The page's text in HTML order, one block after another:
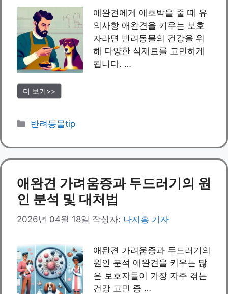
애완견에게 애호박을 줄 때 유
의사항 애완견을 키우는 보호
자라면 반려동물의 건강을 위
해 다양한 식재료를 고민하게
됩니다. …
더 보기>>
카
고
리
반려동물tip
애완견 가려움증과 두드러기의 원
인 분석 및 대처법
2026년 04월 18일 작성자: 나지홍 기자
애완견 가려움증과 두드러기의
원인 분석 애완견을 키우는 많
은 보호자들이 가장 자주 겪는
건강 고민 중 …